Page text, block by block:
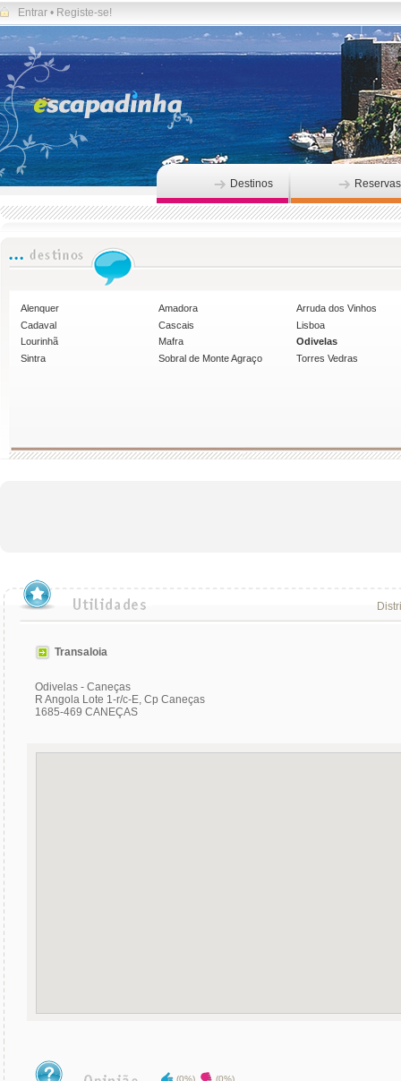
Entrar • Registe-se!
Destinos Reservas
Alenquer Amadora
Arruda dos Vinhos
Cadaval
Cascais
Lisboa
Lourinhã
Mafra
Odivelas
Sintra
Sobral de Monte Agraço Torres Vedras
Transaloia
Odivelas - Caneças
R Angola Lote 1-r/c-E, Cp Caneças
1685-469 CANEÇAS
(0%) (0%)